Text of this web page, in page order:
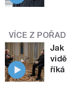
VÍCE Z
Jak